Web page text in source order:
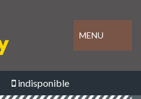
MENU
indisponible